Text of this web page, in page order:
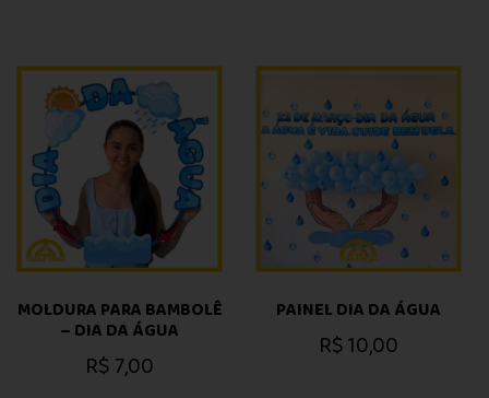
MOLDURA PARA BAMBOLÊ
– DIA DA ÁGUA
R$7,00
PAINEL DIA DA ÁGUA
R$10,00